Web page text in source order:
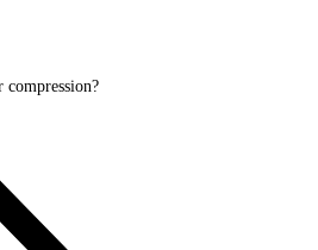
compression?